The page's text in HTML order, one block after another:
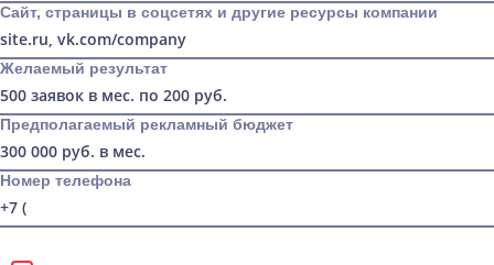
Сайт, страницы в соцсетях и другие ресурсы компании
Желаемый результат
Предполагаемый рекламный бюджет
Номер телефона